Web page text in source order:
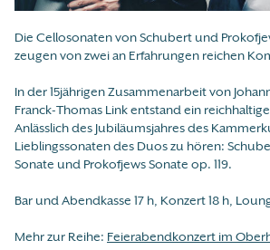
Die Cellosonaten von Schubert und
zeugen von zwei an Erfahrungen reichen
In der 15jährigen Zusammenarbeit von
Franck-Thomas Link entstand ein
Anlässlich des Jubiläumsjahres des
Lieblingssonaten des Duos zu hören:
Sonate und Prokofjews Sonate op. 119.
Bar und Abendkasse 17 h, Konzert 18 h,
Mehr zur Reihe: Feierabendkonzert im